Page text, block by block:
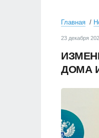
Главная
23 декабря
ДОМА